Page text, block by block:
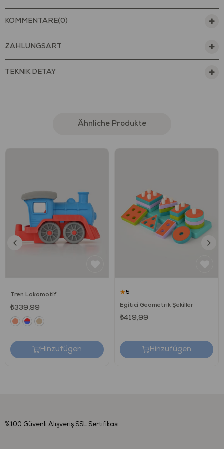
KOMMENTARE(0)
ZAHLUNGSART
TEKNİK DETAY
Ähnliche Produkte
Tren Lokomotif
₺339,99
Hinzufügen
★5
Eğitici Geometrik Şekiller
₺419,99
Hinzufügen
%100 Güvenli Alışveriş SSL Sertifikası